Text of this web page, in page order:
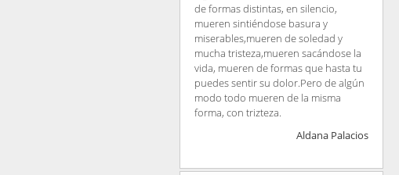
de formas distintas, en silencio,
mueren sintiéndose basura y
miserables,mueren de soledad y
mucha tristeza,mueren sacándose la
vida, mueren de formas que hasta tu
puedes sentir su dolor.Pero de algún
modo todo mueren de la misma
forma, con trizteza.
Aldana Palacios